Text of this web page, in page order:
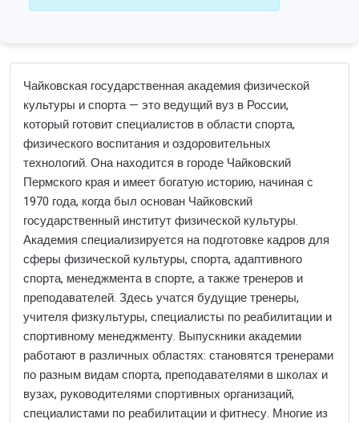
Чайковская государственная академия физической
культуры и спорта — это ведущий вуз в России,
который готовит специалистов в области спорта,
физического воспитания и оздоровительных
технологий. Она находится в городе Чайковский
Пермского края и имеет богатую историю, начиная с
1970 года, когда был основан Чайковский
государственный институт физической культуры.
Академия специализируется на подготовке кадров для
сферы физической культуры, спорта, адаптивного
спорта, менеджмента в спорте, а также тренеров и
преподавателей. Здесь учатся будущие тренеры,
учителя физкультуры, специалисты по реабилитации и
спортивному менеджменту. Выпускники академии
работают в различных областях: становятся тренерами
по разным видам спорта, преподавателями в школах и
вузах, руководителями спортивных организаций,
специалистами по реабилитации и фитнесу. Многие из